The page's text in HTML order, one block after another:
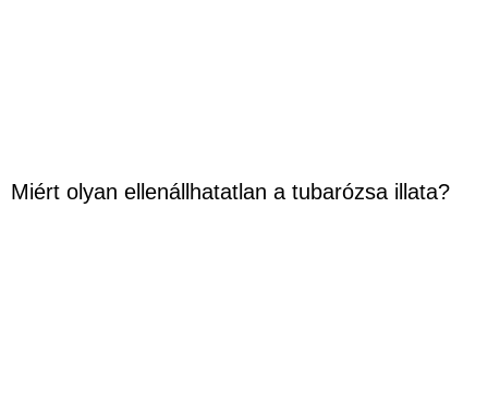
Miért olyan ellenállhatatlan a tubarózsa illata?